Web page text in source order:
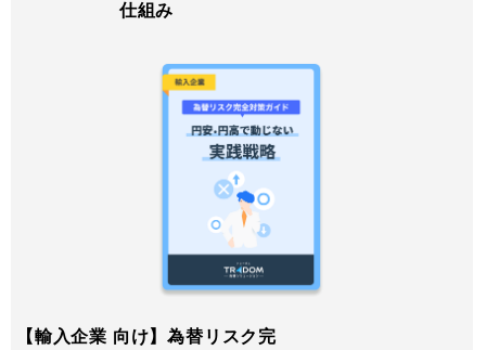
仕組み
【輸入企業 向け】為替リスク完